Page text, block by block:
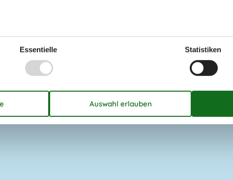
- mehr als
Preis inbegriffen
Endreinigung inkl.
Essentielle Statistiken